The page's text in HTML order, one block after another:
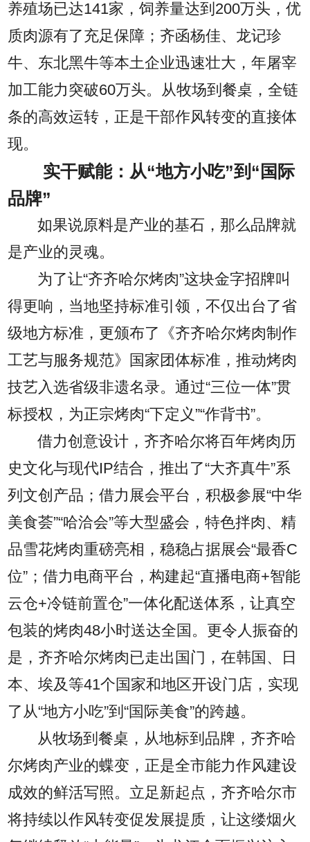
养殖场已达141家，饲养量达到200万头，优
质肉源有了充足保障；齐函杨佳、龙记珍
牛、东北黑牛等本土企业迅速壮大，年屠宰
加工能力突破60万头。从牧场到餐桌，全链
条的高效运转，正是干部作风转变的直接体
现。
实干赋能：从“地方小吃”到“国际
品牌”
如果说原料是产业的基石，那么品牌就
是产业的灵魂。
为了让“齐齐哈尔烤肉”这块金字招牌叫
得更响，当地坚持标准引领，不仅出台了省
级地方标准，更颁布了《齐齐哈尔烤肉制作
工艺与服务规范》国家团体标准，推动烤肉
技艺入选省级非遗名录。通过“三位一体”贯
标授权，为正宗烤肉“下定义”“作背书”。
借力创意设计，齐齐哈尔将百年烤肉历
史文化与现代IP结合，推出了“大齐真牛”系
列文创产品；借力展会平台，积极参展“中华
美食荟”“哈洽会”等大型盛会，特色拌肉、精
品雪花烤肉重磅亮相，稳稳占据展会“最香C
位”；借力电商平台，构建起“直播电商+智能
云仓+冷链前置仓”一体化配送体系，让真空
包装的烤肉48小时送达全国。更令人振奋的
是，齐齐哈尔烤肉已走出国门，在韩国、日
本、埃及等41个国家和地区开设门店，实现
了从“地方小吃”到“国际美食”的跨越。
从牧场到餐桌，从地标到品牌，齐齐哈
尔烤肉产业的蝶变，正是全市能力作风建设
成效的鲜活写照。立足新起点，齐齐哈尔市
将持续以作风转变促发展提质，让这缕烟火